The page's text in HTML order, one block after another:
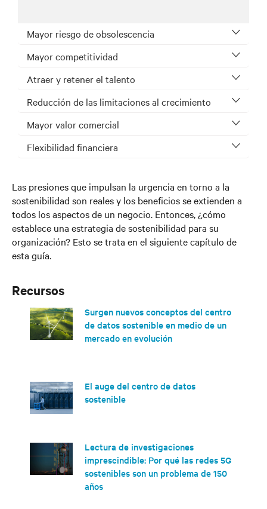
Mayor riesgo de obsolescencia
Mayor competitividad
Atraer y retener el talento
Reducción de las limitaciones al crecimiento
Mayor valor comercial
Flexibilidad financiera
Las presiones que impulsan la urgencia en torno a la
sostenibilidad son reales y los beneficios se extienden a
todos los aspectos de un negocio. Entonces, ¿cómo
establece una estrategia de sostenibilidad para su
organización? Esto se trata en el siguiente capítulo de
esta guía.
Recursos
Surgen nuevos conceptos del centro
de datos sostenible en medio de un
mercado en evolución
El auge del centro de datos
sostenible
Lectura de investigaciones
imprescindible: Por qué las redes 5G
sostenibles son un problema de 150
años